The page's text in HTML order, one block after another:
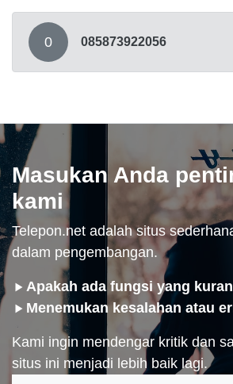
0 085873922056
Masukan Anda
kami
Telepon.net adalah situs
dalam pengembangan.
Apakah ada fungsi yang
Menemukan kesalahan atau
Kami ingin mendengar kritik dan
situs ini menjadi lebih baik lagi.